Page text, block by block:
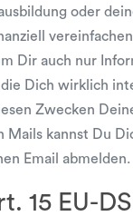
oder
Dir auch nur
Dich wirklich
Zwecken
Mails kannst Du
Email abmelden.
EU-